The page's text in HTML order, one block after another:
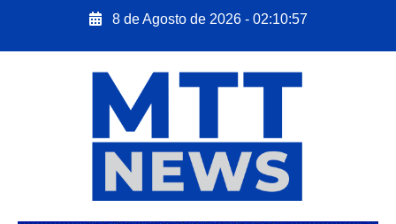
8 de Agosto de 2026 - 02:10:58